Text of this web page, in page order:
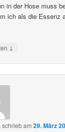
in der Hose muss
ich als die Essenz
↓
schriebam29. März